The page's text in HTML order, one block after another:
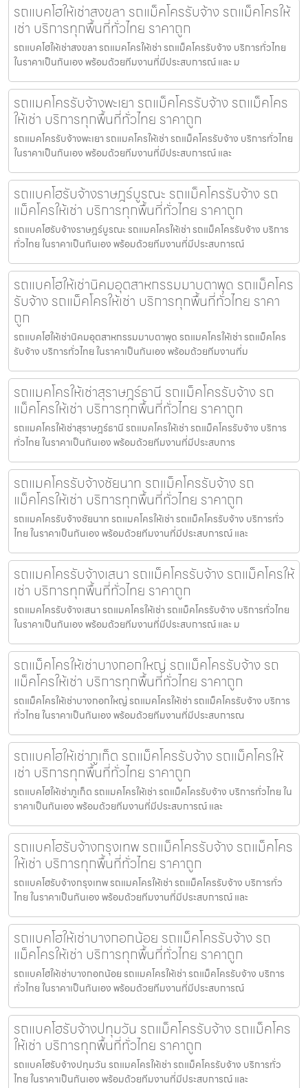
รถแบคโฮให้เช่าสงขลา รถแม็คโครรับจ้าง รถแม็คโครให้
เช่า บริการทุกพื้นที่ทั่วไทย ราคาถูก
รถแบคโฮให้เช่าสงขลา รถแมคโครให้เช่า รถแม็คโครรับจ้าง บริการทั่วไทย
ในราคาเป็นกันเอง พร้อมด้วยทีมงานที่มีประสบการณ์ และ ม
รถแมคโครรับจ้างพะเยา รถแม็คโครรับจ้าง รถแม็คโคร
ให้เช่า บริการทุกพื้นที่ทั่วไทย ราคาถูก
รถแมคโครรับจ้างพะเยา รถแมคโครให้เช่า รถแม็คโครรับจ้าง บริการทั่วไทย
ในราคาเป็นกันเอง พร้อมด้วยทีมงานที่มีประสบการณ์ และ
รถแบคโฮรับจ้างราษฎร์บูรณะ รถแม็คโครรับจ้าง รถ
แม็คโครให้เช่า บริการทุกพื้นที่ทั่วไทย ราคาถูก
รถแบคโฮรับจ้างราษฎร์บูรณะ รถแมคโครให้เช่า รถแม็คโครรับจ้าง บริการ
ทั่วไทย ในราคาเป็นกันเอง พร้อมด้วยทีมงานที่มีประสบการณ์
รถแบคโฮให้เช่านิคมอุตสาหกรรมมาบตาพุด รถแม็คโคร
รับจ้าง รถแม็คโครให้เช่า บริการทุกพื้นที่ทั่วไทย ราคา
ถูก
รถแบคโฮให้เช่านิคมอุตสาหกรรมมาบตาพุด รถแมคโครให้เช่า รถแม็คโคร
รับจ้าง บริการทั่วไทย ในราคาเป็นกันเอง พร้อมด้วยทีมงานที่ม
รถแมคโครให้เช่าสุราษฎร์ธานี รถแม็คโครรับจ้าง รถ
แม็คโครให้เช่า บริการทุกพื้นที่ทั่วไทย ราคาถูก
รถแมคโครให้เช่าสุราษฎร์ธานี รถแมคโครให้เช่า รถแม็คโครรับจ้าง บริการ
ทั่วไทย ในราคาเป็นกันเอง พร้อมด้วยทีมงานที่มีประสบการ
รถแมคโครรับจ้างชัยนาท รถแม็คโครรับจ้าง รถ
แม็คโครให้เช่า บริการทุกพื้นที่ทั่วไทย ราคาถูก
รถแมคโครรับจ้างชัยนาท รถแมคโครให้เช่า รถแม็คโครรับจ้าง บริการทั่ว
ไทย ในราคาเป็นกันเอง พร้อมด้วยทีมงานที่มีประสบการณ์ และ
รถแมคโครรับจ้างเสนา รถแม็คโครรับจ้าง รถแม็คโครให้
เช่า บริการทุกพื้นที่ทั่วไทย ราคาถูก
รถแมคโครรับจ้างเสนา รถแมคโครให้เช่า รถแม็คโครรับจ้าง บริการทั่วไทย
ในราคาเป็นกันเอง พร้อมด้วยทีมงานที่มีประสบการณ์ และ ม
รถแม็คโครให้เช่าบางกอกใหญ่ รถแม็คโครรับจ้าง รถ
แม็คโครให้เช่า บริการทุกพื้นที่ทั่วไทย ราคาถูก
รถแม็คโครให้เช่าบางกอกใหญ่ รถแมคโครให้เช่า รถแม็คโครรับจ้าง บริการ
ทั่วไทย ในราคาเป็นกันเอง พร้อมด้วยทีมงานที่มีประสบการณ
รถแบคโฮให้เช่าภูเก็ต รถแม็คโครรับจ้าง รถแม็คโครให้
เช่า บริการทุกพื้นที่ทั่วไทย ราคาถูก
รถแบคโฮให้เช่าภูเก็ต รถแมคโครให้เช่า รถแม็คโครรับจ้าง บริการทั่วไทย ใน
ราคาเป็นกันเอง พร้อมด้วยทีมงานที่มีประสบการณ์ และ
รถแบคโฮรับจ้างกรุงเทพ รถแม็คโครรับจ้าง รถแม็คโคร
ให้เช่า บริการทุกพื้นที่ทั่วไทย ราคาถูก
รถแบคโฮรับจ้างกรุงเทพ รถแมคโครให้เช่า รถแม็คโครรับจ้าง บริการทั่ว
ไทย ในราคาเป็นกันเอง พร้อมด้วยทีมงานที่มีประสบการณ์ และ
รถแบคโฮให้เช่าบางกอกน้อย รถแม็คโครรับจ้าง รถ
แม็คโครให้เช่า บริการทุกพื้นที่ทั่วไทย ราคาถูก
รถแบคโฮให้เช่าบางกอกน้อย รถแมคโครให้เช่า รถแม็คโครรับจ้าง บริการ
ทั่วไทย ในราคาเป็นกันเอง พร้อมด้วยทีมงานที่มีประสบการณ์
รถแบคโฮรับจ้างปทุมวัน รถแม็คโครรับจ้าง รถแม็คโคร
ให้เช่า บริการทุกพื้นที่ทั่วไทย ราคาถูก
รถแบคโฮรับจ้างปทุมวัน รถแมคโครให้เช่า รถแม็คโครรับจ้าง บริการทั่ว
ไทย ในราคาเป็นกันเอง พร้อมด้วยทีมงานที่มีประสบการณ์ และ